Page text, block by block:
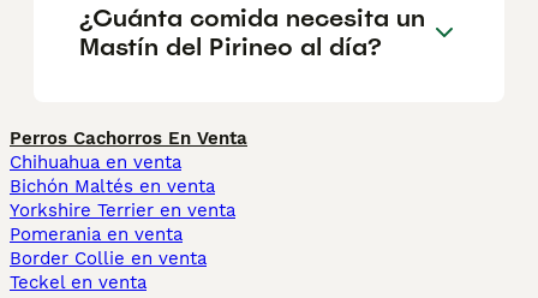
¿Cuánta comida necesita un
Mastín del Pirineo al día?
Perros Cachorros En Venta
Chihuahua en venta
Bichón Maltés en venta
Yorkshire Terrier en venta
Pomerania en venta
Border Collie en venta
Teckel en venta